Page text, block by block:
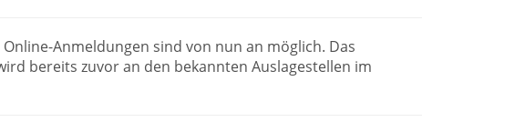
Anmeldungen sind von nun an möglich. Das
bereits zuvor an den bekannten Auslagestellen im